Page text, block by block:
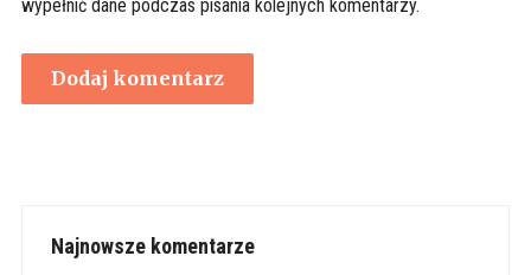
wypełnić dane podczas pisania kolejnych komentarzy.
Najnowsze komentarze